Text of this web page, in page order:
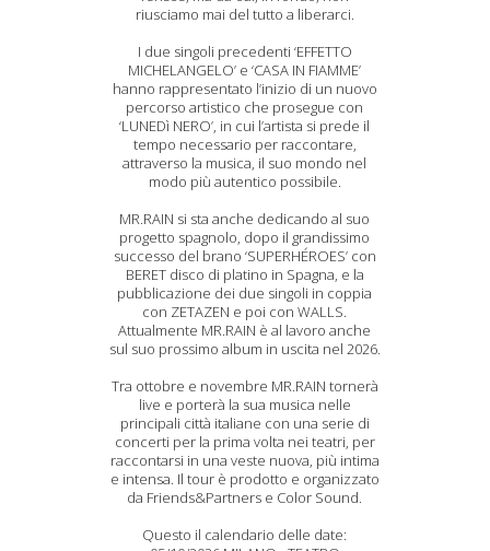
riusciamo mai del tutto a liberarci.
I due singoli precedenti ‘EFFETTO
MICHELANGELO’ e ‘CASA IN FIAMME’
hanno rappresentato l’inizio di un nuovo
percorso artistico che prosegue con
‘LUNEDì NERO’, in cui l’artista si prede il
tempo necessario per raccontare,
attraverso la musica, il suo mondo nel
modo più autentico possibile.
MR.RAIN si sta anche dedicando al suo
progetto spagnolo, dopo il grandissimo
successo del brano ‘SUPERHÉROES’ con
BERET disco di platino in Spagna, e la
pubblicazione dei due singoli in coppia
con ZETAZEN e poi con WALLS.
Attualmente MR.RAIN è al lavoro anche
sul suo prossimo album in uscita nel 2026.
Tra ottobre e novembre MR.RAIN tornerà
live e porterà la sua musica nelle
principali città italiane con una serie di
concerti per la prima volta nei teatri, per
raccontarsi in una veste nuova, più intima
e intensa. Il tour è prodotto e organizzato
da Friends&Partners e Color Sound.
Questo il calendario delle date: